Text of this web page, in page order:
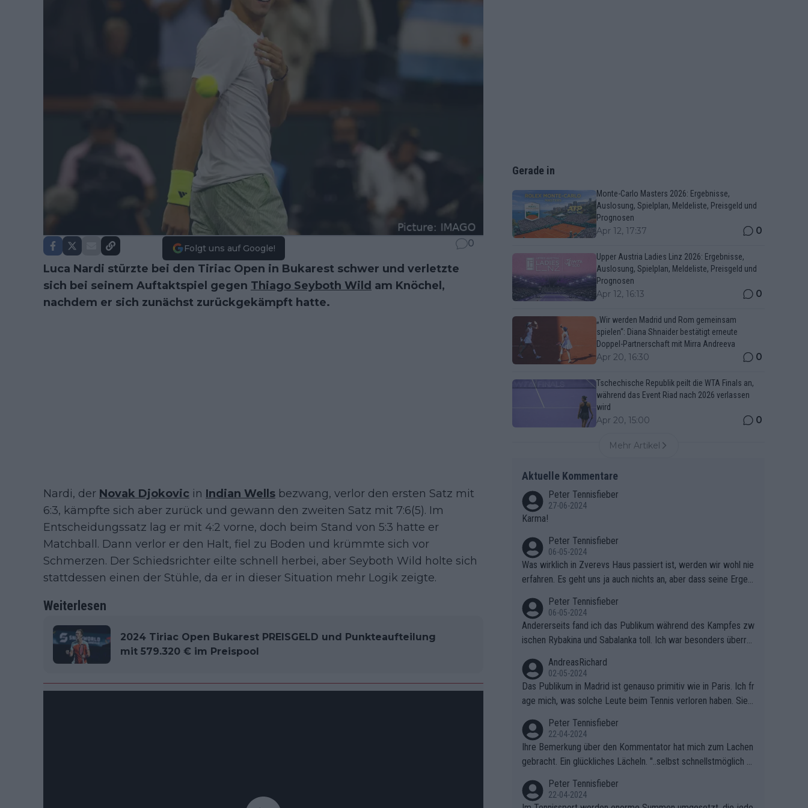
Folgt uns auf Google! 0
Luca Nardi stürzte bei den Tiriac Open in Bukarest schwer und verletzte
sich bei seinem Auftaktspiel gegen Thiago Seyboth Wild am Knöchel,
nachdem er sich zunächst zurückgekämpft hatte.
Nardi, der Novak Djokovic in Indian Wells bezwang, verlor den ersten Satz mit
6:3, kämpfte sich aber zurück und gewann den zweiten Satz mit 7:6(5). Im
Entscheidungssatz lag er mit 4:2 vorne, doch beim Stand von 5:3 hatte er
Matchball. Dann verlor er den Halt, fiel zu Boden und krümmte sich vor
Schmerzen. Der Schiedsrichter eilte schnell herbei, aber Seyboth Wild holte sich
stattdessen einen der Stühle, da er in dieser Situation mehr Logik zeigte.
Weiterlesen
2024 Tiriac Open Bukarest PREISGELD und Punkteaufteilung
mit 579.320 € im Preispool
Gerade in
Monte-Carlo Masters 2026: Ergebnisse,
Auslosung, Spielplan, Meldeliste, Preisgeld und
Prognosen
Apr 12, 17:37 0
Upper Austria Ladies Linz 2026: Ergebnisse,
Auslosung, Spielplan, Meldeliste, Preisgeld und
Prognosen
Apr 12, 16:13 0
„Wir werden Madrid und Rom gemeinsam
spielen“: Diana Shnaider bestätigt erneute
Doppel-Partnerschaft mit Mirra Andreeva
Apr 20, 16:30 0
Tschechische Republik peilt die WTA Finals an,
während das Event Riad nach 2026 verlassen
wird
Apr 20, 15:00 0
Mehr Artikel
Aktuelle Kommentare
Peter Tennisfieber
27-06-2024
Karma!
Peter Tennisfieber
06-05-2024
Was wirklich in Zverevs Haus passiert ist, werden wir wohl nie
erfahren. Es geht uns ja auch nichts an, aber dass seine Ergeb
Peter Tennisfieber
06-05-2024
Andererseits fand ich das Publikum während des Kampfes zw
ischen Rybakina und Sabalanka toll. Ich war besonders überras
AndreasRichard
02-05-2024
Das Publikum in Madrid ist genauso primitiv wie in Paris. Ich fr
age mich, was solche Leute beim Tennis verloren haben. Sie s
ben.
Peter Tennisfieber
22-04-2024
Ihre Bemerkung über den Kommentator hat mich zum Lachen
gebracht. Ein glückliches Lächeln. "..selbst schnellstmöglich na
Peter Tennisfieber
22-04-2024